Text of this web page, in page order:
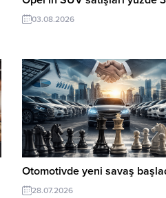
03.08.2026
Otomotivde yeni savaş
28.07.2026